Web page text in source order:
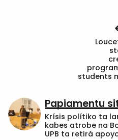
students
Papiamentu
Krísis polítiko ta
kabes atrobe na
UPB ta retirá